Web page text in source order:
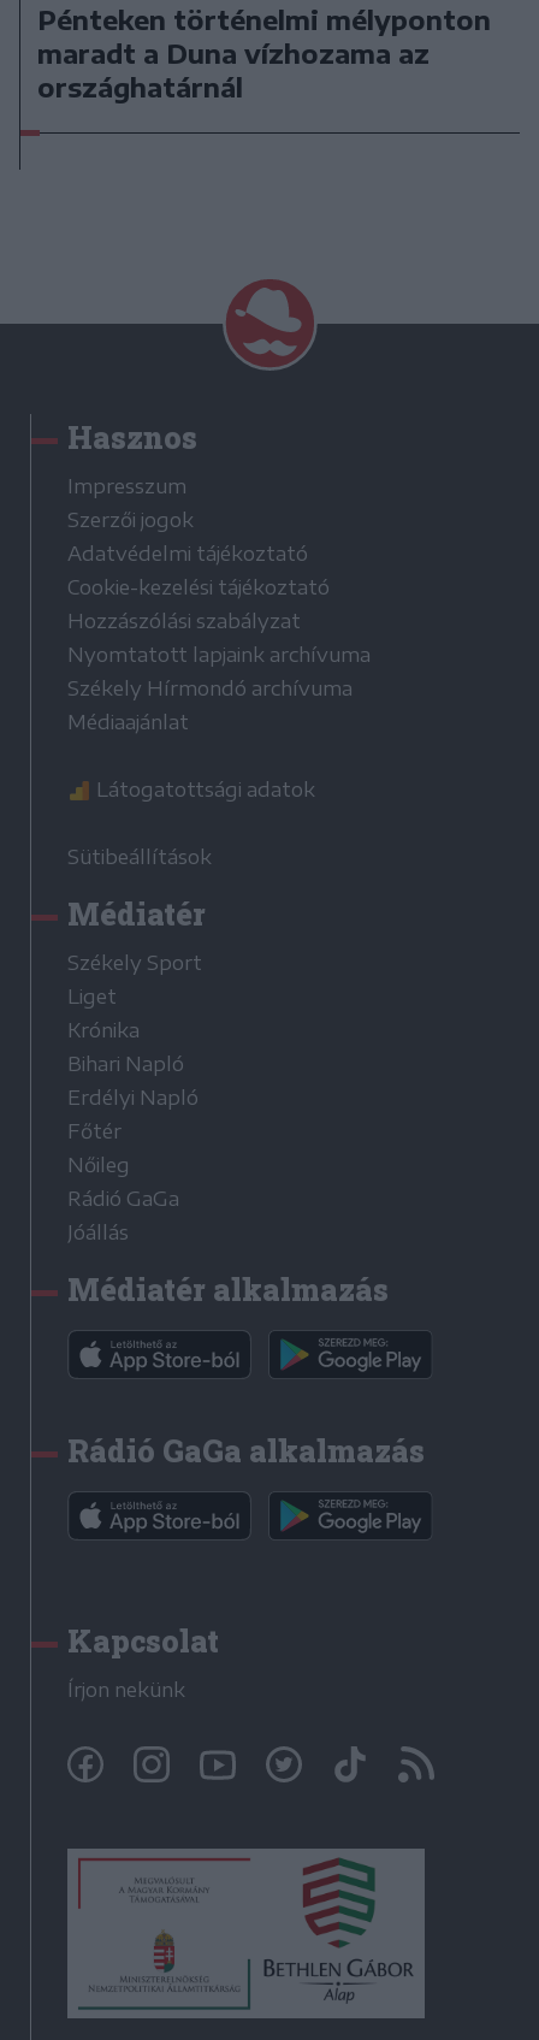
Pénteken történelmi mélyponton
maradt a Duna vízhozama az
országhatárnál
Hasznos
Impresszum
Szerzői jogok
Adatvédelmi tájékoztató
Cookie-kezelési tájékoztató
Hozzászólási szabályzat
Nyomtatott lapjaink archívuma
Székely Hírmondó archívuma
Médiaajánlat
Látogatottsági adatok
Sütibeállítások
Médiatér
Székely Sport
Liget
Krónika
Bihari Napló
Erdélyi Napló
Főtér
Nőileg
Rádió GaGa
Jóállás
Médiatér alkalmazás
Rádió GaGa alkalmazás
Kapcsolat
Írjon nekünk